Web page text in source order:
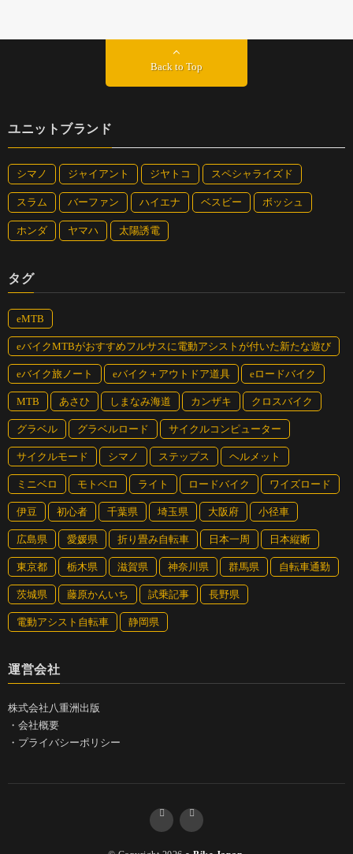
Back to Top
ユニットブランド
シマノ ジャイアント ジヤトコ スペシャライズド
スラム バーファン ハイエナ ベスビー ボッシュ
ホンダ ヤマハ 太陽誘電
タグ
eMTB
eバイクMTBがおすすめフルサスに電動アシストが付いた新たな遊び
eバイク旅ノート eバイク＋アウトドア道具 eロードバイク
MTB あさひ しまなみ海道 カンザキ クロスバイク
グラベル グラベルロード サイクルコンピューター
サイクルモード シマノ ステップス ヘルメット
ミニベロ モトベロ ライト ロードバイク ワイズロード
伊豆 初心者 千葉県 埼玉県 大阪府 小径車
広島県 愛媛県 折り畳み自転車 日本一周 日本縦断
東京都 栃木県 滋賀県 神奈川県 群馬県 自転車通勤
茨城県 藤原かんいち 試乗記事 長野県
電動アシスト自転車 静岡県
運営会社
株式会社八重洲出版
・ 会社概要
・ プライバシーポリシー